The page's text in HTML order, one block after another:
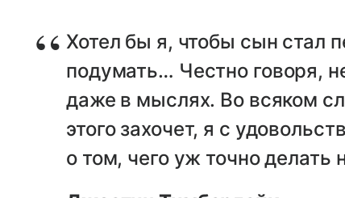
Хотел бы я, чтобы сын стал
подумать… Честно говоря,
даже в мыслях. Во всяком
этого захочет, я с
о том, чего уж точно делать